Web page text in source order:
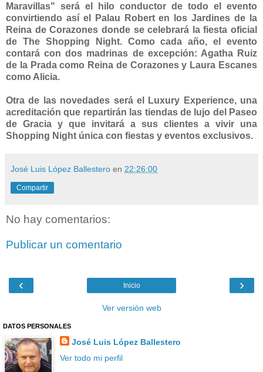
Maravillas" será el hilo conductor de todo el evento
convirtiendo así el Palau Robert en los Jardines de la
Reina de Corazones donde se celebrará la fiesta oficial
de The Shopping Night. Como cada año, el evento
contará con dos madrinas de excepción: Agatha Ruiz
de la Prada como Reina de Corazones y Laura Escanes
como Alicia.
Otra de las novedades será el Luxury Experience, una
acreditación que repartirán las tiendas de lujo del Paseo
de Gracia y que invitará a sus clientes a vivir una
Shopping Night única con fiestas y eventos exclusivos.
José Luis López Ballestero en 22:26:00
Compartir
No hay comentarios:
Publicar un comentario
‹ ›
Inicio
Ver versión web
DATOS PERSONALES
José Luis López Ballestero
Ver todo mi perfil